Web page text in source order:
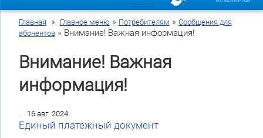
Главная Главное меню » Потребителям » Сообщения для
абонентов» Внимание! Важная информация!
Внимание! Важная
информация!
16 авг. 2024
Единый платежный документ